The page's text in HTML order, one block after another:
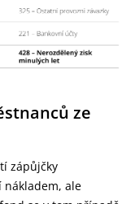
ze
zápůjčky
nákladem, ale